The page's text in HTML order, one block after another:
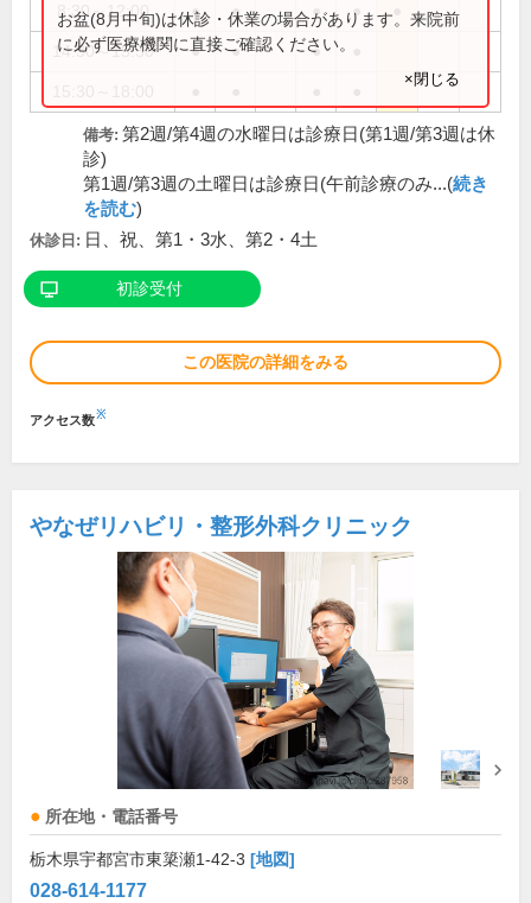
8:30～12:00 ● ● ● ●
14:30～15:30 ● ● ●
お盆(8月中旬)は休診・休業の場合があります。来院前
に必ず医療機関に直接ご確認ください。
×閉じる
備考: 第2週/第4週の水曜日は診療日(第1週/第3週は休
診)
第1週/第3週の土曜日は診療日(午前診療のみ...(続き
を読む)
休診日: 日、祝、第1・3水、第2・4土
初診受付
この医院の詳細をみる
アクセス数※
やなぜリハビリ・整形外科クリニック
所在地・電話番号
栃木県宇都宮市東簗瀬1-42-3 [地図]
028-614-1177